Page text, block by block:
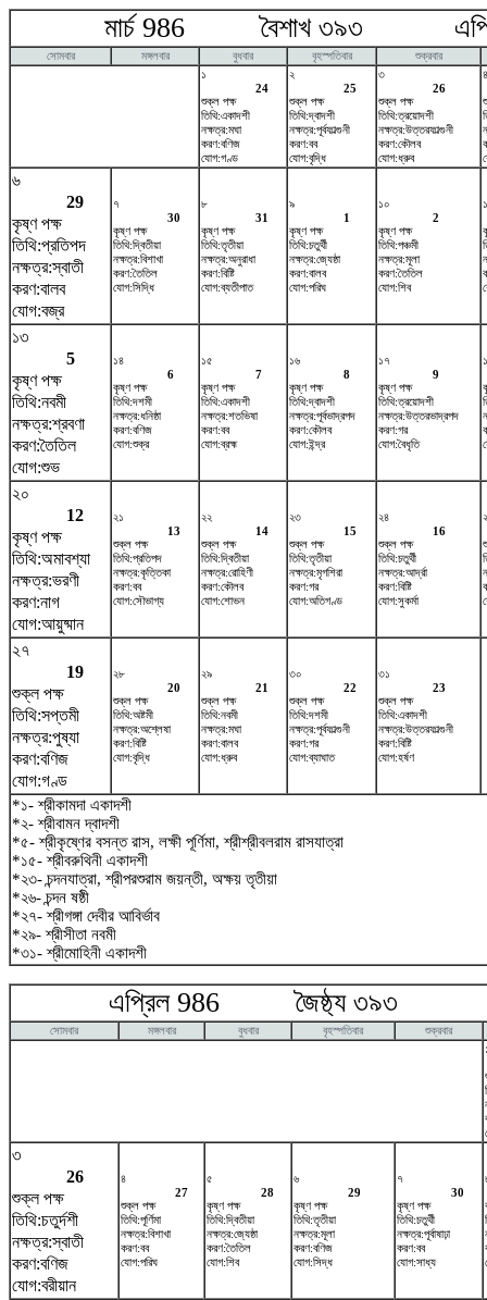
মার্চ 986 বৈশাখ ৩৯৩
সোমবার মঙ্গলবার বুধবার বৃহস্পতিবার
শুক্রবার
১
24
শুক্ল পক্ষ
তিথি:একাদশী
নক্ষত্র:মঘা
করণ:বণিজ
যোগ:গণ্ড
২
25
শুক্ল পক্ষ
তিথি:দ্বাদশী
নক্ষত্র:পূর্বফাল্গুনী
করণ:বব
যোগ:বৃদ্ধি
৩
26
শুক্ল পক্ষ
তিথি:ত্রয়োদশী
নক্ষত্র:উত্তরফাল্গুনী
করণ:কৌলব
যোগ:ধ্রুব
৪
৬
29
কৃষ্ণ পক্ষ
তিথি:প্রতিপদ
নক্ষত্র:স্বাতী
করণ:বালব
যোগ:বজ্র
৭
30
কৃষ্ণ পক্ষ
তিথি:দ্বিতীয়া
নক্ষত্র:বিশাখা
করণ:তৈতিল
যোগ:সিদ্ধি
৮
31
কৃষ্ণ পক্ষ
তিথি:তৃতীয়া
নক্ষত্র:অনুরাধা
করণ:বিষ্টি
যোগ:ব্যতীপাত
৯
1
কৃষ্ণ পক্ষ
তিথি:চতুর্থী
নক্ষত্র:জ্যেষ্ঠা
করণ:বালব
যোগ:পরিঘ
১০
2
কৃষ্ণ পক্ষ
তিথি:পঞ্চমী
নক্ষত্র:মূলা
করণ:তৈতিল
যোগ:শিব
১৩
5
কৃষ্ণ পক্ষ
তিথি:নবমী
নক্ষত্র:শ্রবণা
করণ:তৈতিল
যোগ:শুভ
১৪
6
কৃষ্ণ পক্ষ
তিথি:দশমী
নক্ষত্র:ধনিষ্ঠা
করণ:বণিজ
যোগ:শুক্র
১৫
7
কৃষ্ণ পক্ষ
তিথি:একাদশী
নক্ষত্র:শতভিষ‌া
করণ:বব
যোগ:ব্রহ্ম
১৬
8
কৃষ্ণ পক্ষ
তিথি:দ্বাদশী
নক্ষত্র:পূর্বভাদ্রপদ
করণ:কৌলব
যোগ:ইন্দ্র
১৭
9
কৃষ্ণ পক্ষ
তিথি:ত্রয়োদশী
নক্ষত্র:উত্তরভাদ্রপদ
করণ:গর
যোগ:বৈধৃতি
২০
12
কৃষ্ণ পক্ষ
তিথি:অমাবশ্যা
নক্ষত্র:ভরণী
করণ:নাগ
যোগ:আয়ুষ্মান
২১
13
শুক্ল পক্ষ
তিথি:প্রতিপদ
নক্ষত্র:কৃত্তিকা
করণ:বব
যোগ:সৌভাগ্য
২২
14
শুক্ল পক্ষ
তিথি:দ্বিতীয়া
নক্ষত্র:রোহিণী
করণ:কৌলব
যোগ:শোভন
২৩
15
শুক্ল পক্ষ
তিথি:তৃতীয়া
নক্ষত্র:মৃগশিরা
করণ:গর
যোগ:অতিগণ্ড
২৪
16
শুক্ল পক্ষ
তিথি:চতুর্থী
নক্ষত্র:আর্দ্রা
করণ:বিষ্টি
যোগ:সুকর্মা
২৭
19
শুক্ল পক্ষ
তিথি:সপ্তমী
নক্ষত্র:পুষ্যা
করণ:বণিজ
যোগ:গণ্ড
২৮
20
শুক্ল পক্ষ
তিথি:অষ্টমী
নক্ষত্র:অশ্লেষা
করণ:বিষ্টি
যোগ:বৃদ্ধি
২৯
21
শুক্ল পক্ষ
তিথি:নবমী
নক্ষত্র:মঘা
করণ:বালব
যোগ:ধ্রুব
৩০
22
শুক্ল পক্ষ
তিথি:দশমী
নক্ষত্র:পূর্বফাল্গুনী
করণ:গর
যোগ:ব্যাঘাত
৩১
23
শুক্ল পক্ষ
তিথি:একাদশী
নক্ষত্র:উত্তরফাল্গুনী
করণ:বিষ্টি
যোগ:হর্ষণ
*১- শ্রীকামদা একাদশী
*২- শ্রীবামন দ্বাদশী
*৫- শ্রীকৃষ্ণের বসন্ত রাস, লক্ষী পূর্ণিমা, শ্রীশ্রীবলরাম রাসযাত্রা
*১৫- শ্রীবরুথিনী একাদশী
*২৩- চন্দনযাত্রা, শ্রীপরশুরাম জয়ন্তী, অক্ষয় তৃতীয়া
*২৬- চন্দন ষষ্ঠী
*২৭- শ্রীগঙ্গা দেবীর আবির্ভাব
*২৯- শ্রীসীতা নবমী
*৩১- শ্রীমোহিনী একাদশী
এপ্রিল 986 জৈষ্ঠ্য ৩৯৩
সোমবার মঙ্গলবার বুধবার বৃহস্পতিবার
শুক্রবার
৩
26
শুক্ল পক্ষ
তিথি:চতুর্দশী
নক্ষত্র:স্বাতী
করণ:বণিজ
যোগ:বরীয়ান
৪
27
শুক্ল পক্ষ
তিথি:পূর্ণিমা
নক্ষত্র:বিশাখা
করণ:বব
যোগ:পরিঘ
৫
28
কৃষ্ণ পক্ষ
তিথি:দ্বিতীয়া
নক্ষত্র:জ্যেষ্ঠা
করণ:তৈতিল
যোগ:শিব
৬
29
কৃষ্ণ পক্ষ
তিথি:তৃতীয়া
নক্ষত্র:মূলা
করণ:বণিজ
যোগ:সিদ্ধ
৭
30
কৃষ্ণ পক্ষ
তিথি:চতুর্থী
নক্ষত্র:পূর্বাষাঢ়া
করণ:বব
যোগ:সাধ্য